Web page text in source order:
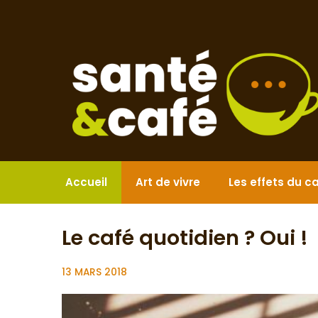
Accueil Art de vivre Les effets du
Le café quotidien ? Oui !
13 MARS 2018